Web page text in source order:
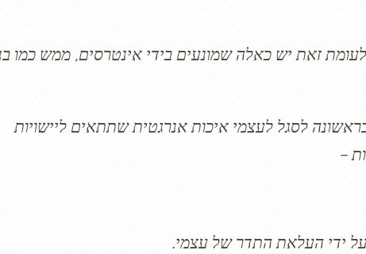
זאת יש כאלה שמונעים בידי אינטרסים, ממש כמו
לסגל לעצמי איכות אנרגטית שתתאים ליישויות
–
על ידי העלאת התדר של עצמי.